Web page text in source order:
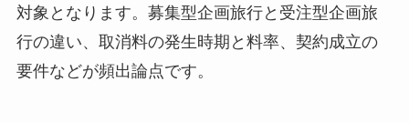
対象となります。募集型企画旅行と受注型企画旅
行の違い、取消料の発生時期と料率、契約成立の
要件などが頻出論点です。